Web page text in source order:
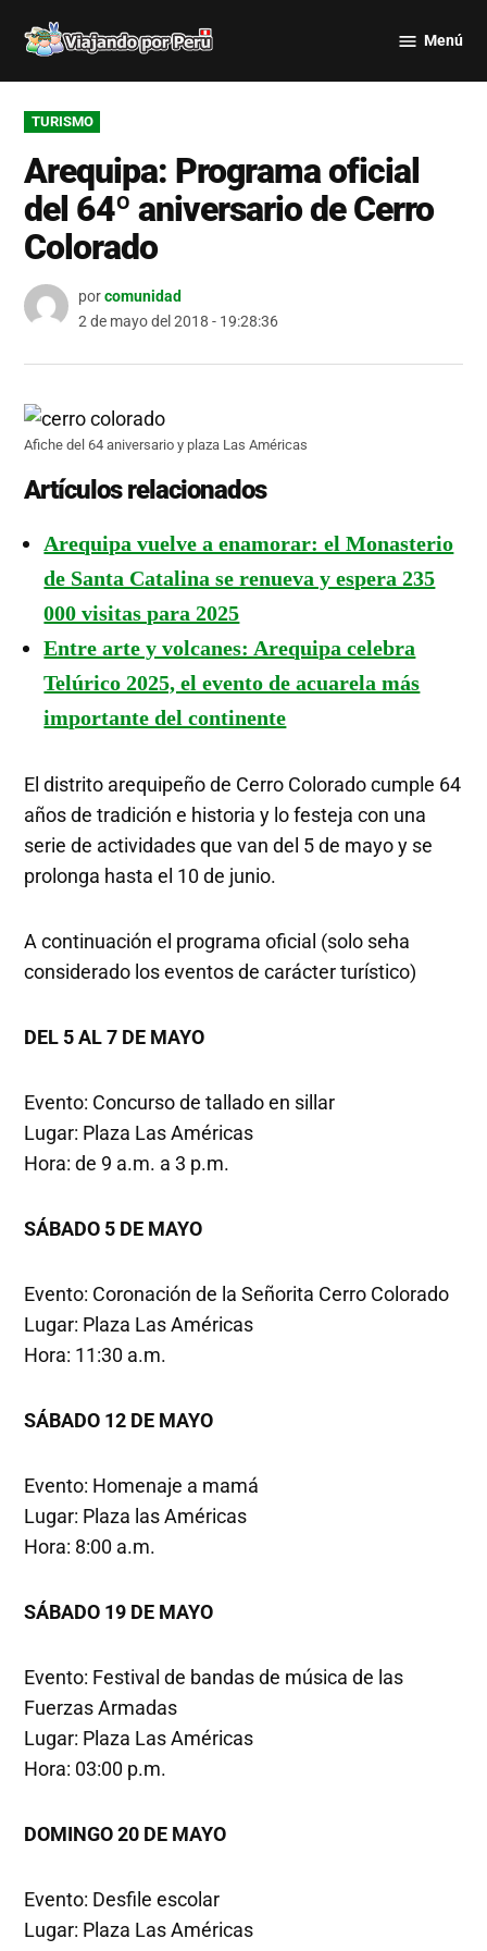
por Perú
Menú
PUBLICADO
EN
TURISMO
Arequipa: Programa oficial
del 64º aniversario de Cerro
Colorado
porcomunidad
2 de mayo del 2018 - 19:28:36
Afiche del 64 aniversario y plaza Las Américas
Artículos relacionados
Arequipa vuelve a enamorar: el Monasterio
de Santa Catalina se renueva y espera 235
000 visitas para 2025
Entre arte y volcanes: Arequipa celebra
Telúrico 2025, el evento de acuarela más
importante del continente
El distrito arequipeño de Cerro Colorado cumple 64
años de tradición e historia y lo festeja con una
serie de actividades que van del 5 de mayo y se
prolonga hasta el 10 de junio.
A continuación el programa oficial (solo seha
considerado los eventos de carácter turístico)
DEL 5 AL 7 DE MAYO
Evento: Concurso de tallado en sillar
Lugar: Plaza Las Américas
Hora: de 9 a.m. a 3 p.m.
SÁBADO 5 DE MAYO
Evento: Coronación de la Señorita Cerro Colorado
Lugar: Plaza Las Américas
Hora: 11:30 a.m.
SÁBADO 12 DE MAYO
Evento: Homenaje a mamá
Lugar: Plaza las Américas
Hora: 8:00 a.m.
SÁBADO 19 DE MAYO
Evento: Festival de bandas de música de las
Fuerzas Armadas
Lugar: Plaza Las Américas
Hora: 03:00 p.m.
DOMINGO 20 DE MAYO
Evento: Desfile escolar
Lugar: Plaza Las Américas